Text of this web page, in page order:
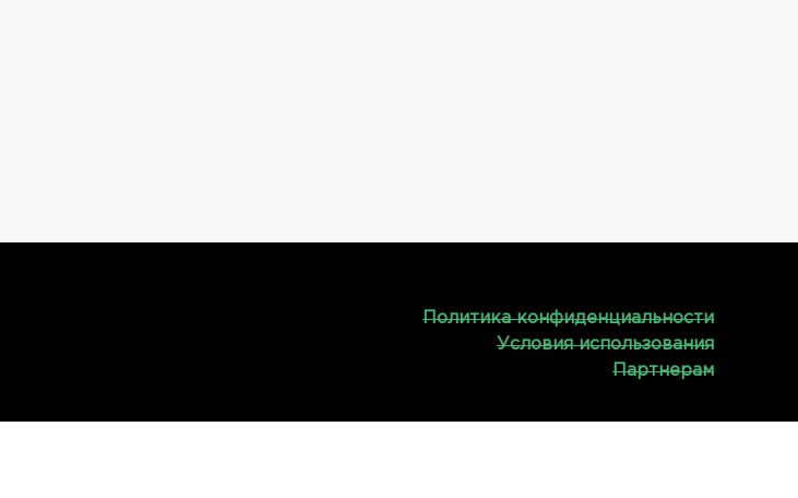
Политика конфиденциальности
Условия использования
Партнерам